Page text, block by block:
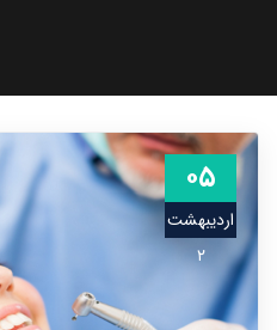
۰۵
اردیبهشت
۲